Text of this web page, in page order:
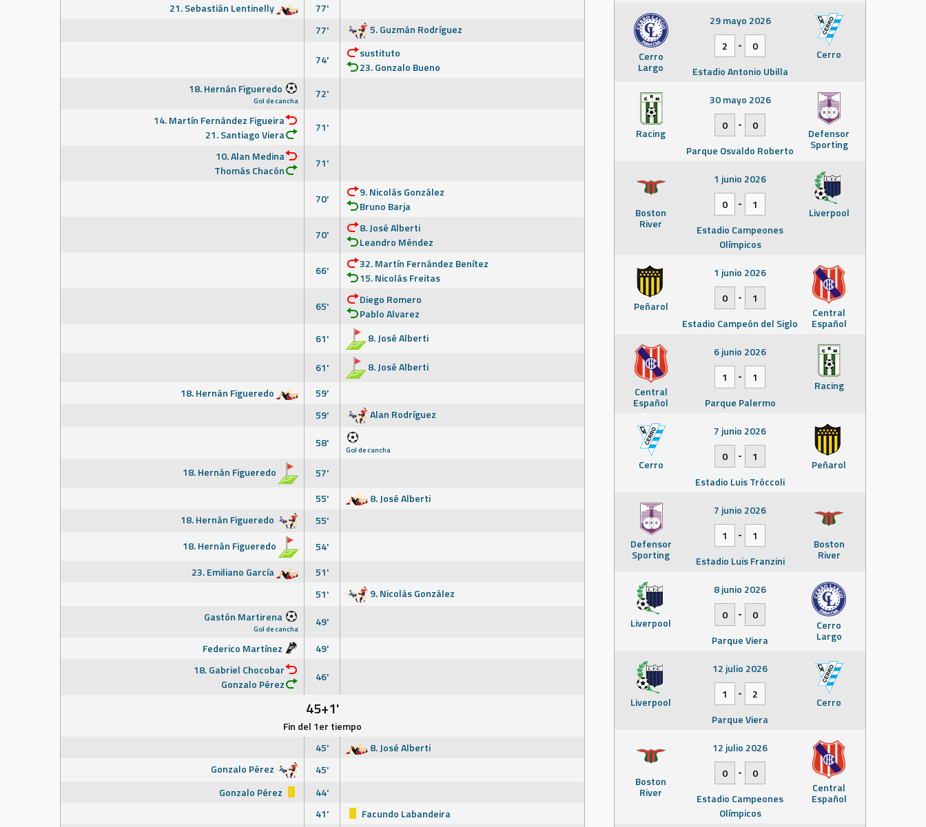
21. Sebastián Lentinelly
77'
77'
5. Guzmán Rodríguez
74'
sustituto
23. Gonzalo Bueno
18. Hernán Figueredo
Gol de cancha
72'
14. Martín Fernández Figueira
21. Santiago Viera
71'
10. Alan Medina
Thomás Chacón
71'
70'
9. Nicolás González
Bruno Barja
70'
8. José Alberti
Leandro Méndez
66'
32. Martín Fernández Benítez
15. Nicolás Freitas
65'
Diego Romero
Pablo Alvarez
61'
8. José Alberti
61'
8. José Alberti
18. Hernán Figueredo
59'
59'
Alan Rodríguez
58'
Gol de cancha
18. Hernán Figueredo
57'
55'
8. José Alberti
18. Hernán Figueredo
55'
18. Hernán Figueredo
54'
23. Emiliano García
51'
51'
9. Nicolás González
Gastón Martirena
Gol de cancha
49'
Federico Martínez
49'
18. Gabriel Chocobar
Gonzalo Pérez
46'
45+1'
Fin del 1er tiempo
45'
8. José Alberti
Gonzalo Pérez
45'
Gonzalo Pérez
44'
41'
Facundo Labandeira
Cerro
Largo
Cerro
29 mayo 2026
2
-
0
Estadio Antonio Ubilla
Racing Defensor
Sporting
30 mayo 2026
0
-
0
Parque Osvaldo Roberto
Boston
River
Liverpool
1 junio 2026
0
-
1
Estadio Campeones
Olímpicos
Peñarol Central
Español
1 junio 2026
0
-
1
Estadio Campeón del Siglo
Central
Español
Racing
6 junio 2026
1
-
1
Parque Palermo
Cerro Peñarol
7 junio 2026
0
-
1
Estadio Luis Tróccoli
Defensor
Sporting
Boston
River
7 junio 2026
1
-
1
Estadio Luis Franzini
Liverpool Cerro
Largo
8 junio 2026
0
-
0
Parque Viera
Liverpool Cerro
12 julio 2026
1
-
2
Parque Viera
Boston
River Central
Español
12 julio 2026
0
-
0
Estadio Campeones
Olímpicos